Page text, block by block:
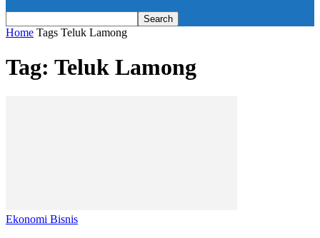
Home Tags Teluk Lamong
Tag: Teluk Lamong
Ekonomi Bisnis